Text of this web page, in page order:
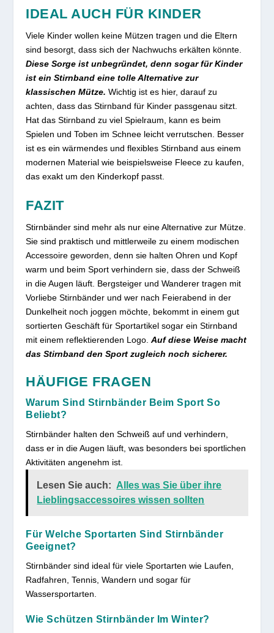
IDEAL AUCH FÜR KINDER
Viele Kinder wollen keine Mützen tragen und die Eltern
sind besorgt, dass sich der Nachwuchs erkälten könnte.
Diese Sorge ist unbegründet, denn sogar für Kinder
ist ein Stirnband eine tolle Alternative zur
klassischen Mütze. Wichtig ist es hier, darauf zu
achten, dass das Stirnband für Kinder passgenau sitzt.
Hat das Stirnband zu viel Spielraum, kann es beim
Spielen und Toben im Schnee leicht verrutschen. Besser
ist es ein wärmendes und flexibles Stirnband aus einem
modernen Material wie beispielsweise Fleece zu kaufen,
das exakt um den Kinderkopf passt.
FAZIT
Stirnbänder sind mehr als nur eine Alternative zur Mütze.
Sie sind praktisch und mittlerweile zu einem modischen
Accessoire geworden, denn sie halten Ohren und Kopf
warm und beim Sport verhindern sie, dass der Schweiß
in die Augen läuft. Bergsteiger und Wanderer tragen mit
Vorliebe Stirnbänder und wer nach Feierabend in der
Dunkelheit noch joggen möchte, bekommt in einem gut
sortierten Geschäft für Sportartikel sogar ein Stirnband
mit einem reflektierenden Logo.Auf diese Weise macht
das Stirnband den Sport zugleich noch sicherer.
HÄUFIGE FRAGEN
Warum Sind Stirnbänder Beim Sport So
Beliebt?
Stirnbänder halten den Schweiß auf und verhindern,
dass er in die Augen läuft, was besonders bei sportlichen
Aktivitäten angenehm ist.
Lesen Sie auch: Alles was Sie über ihre
Lieblingsaccessoires wissen sollten
Für Welche Sportarten Sind Stirnbänder
Geeignet?
Stirnbänder sind ideal für viele Sportarten wie Laufen,
Radfahren, Tennis, Wandern und sogar für
Wassersportarten.
Wie Schützen Stirnbänder Im Winter?